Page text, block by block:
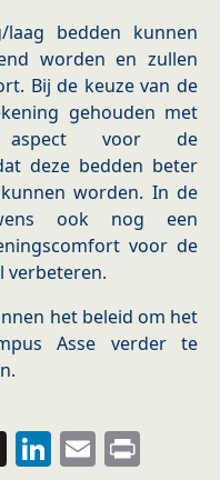
bedden kunnen
worden en zullen
Bij de keuze van de
gehouden met
aspect voor de
deze bedden beter
worden. In de
ook nog een
voor de
verbeteren.
het beleid om het
Asse verder te
X LinkedIn
Email